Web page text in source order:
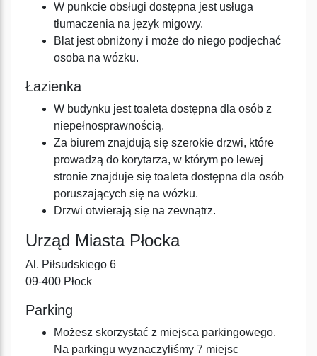
W punkcie obsługi dostępna jest usługa
tłumaczenia na język migowy.
Blat jest obniżony i może do niego podjechać
osoba na wózku.
Łazienka
W budynku jest toaleta dostępna dla osób z
niepełnosprawnością.
Za biurem znajdują się szerokie drzwi, które
prowadzą do korytarza, w którym po lewej
stronie znajduje się toaleta dostępna dla osób
poruszających się na wózku.
Drzwi otwierają się na zewnątrz.
Urząd Miasta Płocka
Al. Piłsudskiego 6
09-400 Płock
Parking
Możesz skorzystać z miejsca parkingowego.
Na parkingu wyznaczyliśmy 7 miejsc